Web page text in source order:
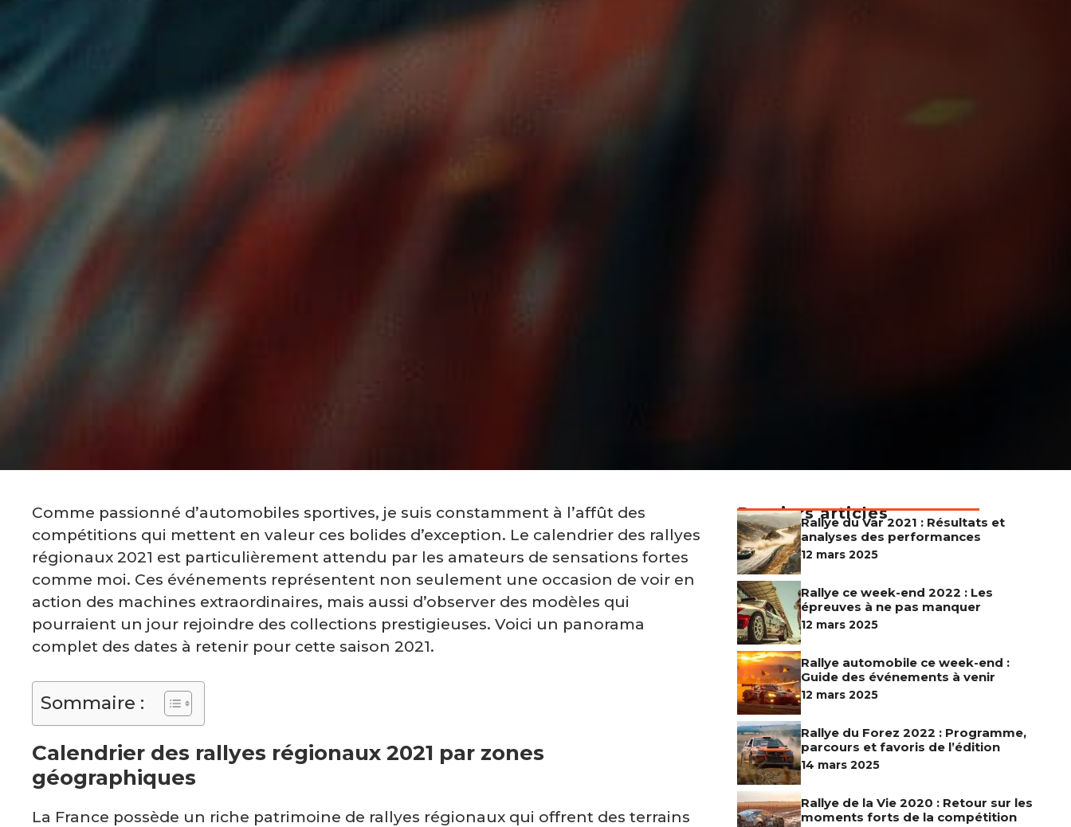
Comme passionné d’automobiles sportives, je suis constamment à l’affût des
compétitions qui mettent en valeur ces bolides d’exception. Le calendrier des rallyes
régionaux 2021 est particulièrement attendu par les amateurs de sensations fortes
comme moi. Ces événements représentent non seulement une occasion de voir en
action des machines extraordinaires, mais aussi d’observer des modèles qui
pourraient un jour rejoindre des collections prestigieuses. Voici un panorama
complet des dates à retenir pour cette saison 2021.
Sommaire :
Calendrier des rallyes régionaux 2021 par zones
géographiques
La France possède un riche patrimoine de rallyes régionaux qui offrent des terrains
Derniers articles
Rallye du Var 2021 : Résultats et
analyses des performances​
12 mars 2025
Rallye ce week-end 2022 : Les
épreuves à ne pas manquer​
12 mars 2025
Rallye automobile ce week-end :
Guide des événements à venir​
12 mars 2025
Rallye du Forez 2022 : Programme,
parcours et favoris de l’édition​
14 mars 2025
Rallye de la Vie 2020 : Retour sur les
moments forts de la compétition​